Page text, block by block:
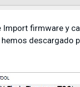
Import firmware y
descargado